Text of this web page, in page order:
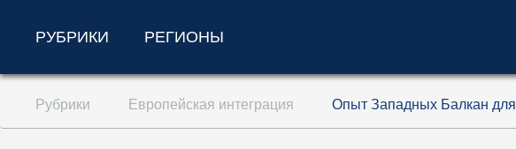
Перейти к содержанию (ключ доступа '1')
Перейти к поиску (ключ доступа '2')
РУБРИКИ РЕГИОНЫ
Рубрики Европейская интеграция Опыт Западных Балкан